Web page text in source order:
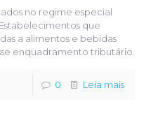
no regime especial
que
a alimentos e bebidas
enquadramento tributário.
0 Leia mais